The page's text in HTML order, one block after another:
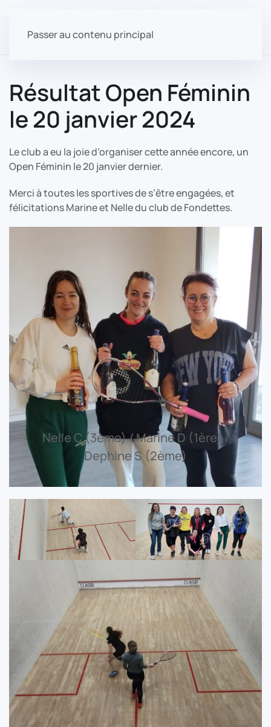
Passer au contenu principal
Résultat Open Féminin
le 20 janvier 2024
Le club a eu la joie d’organiser cette année encore, un
Open Féminin le 20 janvier dernier.
Merci à toutes les sportives de s’être engagées, et
félicitations Marine et Nelle du club de Fondettes.
Nelle C (3ème) / Marine D (1ère) /
Dephine S (2ème)